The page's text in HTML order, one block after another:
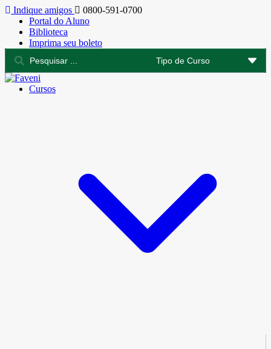
Indique amigos
0800-591-0700
Portal do Aluno
Biblioteca
Imprima seu boleto
Cursos